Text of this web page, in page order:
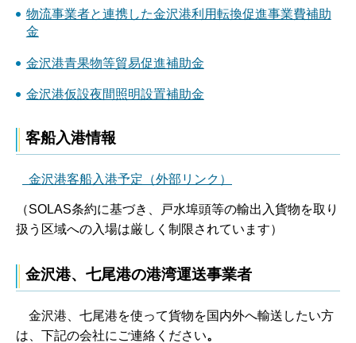
物流事業者と連携した金沢港利用転換促進事業費補助
金
金沢港青果物等貿易促進補助金
金沢港仮設夜間照明設置補助金
客船入港情報
金沢港客船入港予定（外部リンク）
（SOLAS条約に基づき、戸水埠頭等の輸出入貨物を取り
扱う区域への入場は厳しく制限されています）
金沢港、七尾港の港湾運送事業者
金沢港、七尾港を使って貨物を国内外へ輸送したい方
は、下記の会社にご連絡ください。